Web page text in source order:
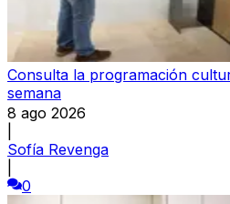
Consulta la programación
semana
8 ago 2026
Sofía Revenga
0